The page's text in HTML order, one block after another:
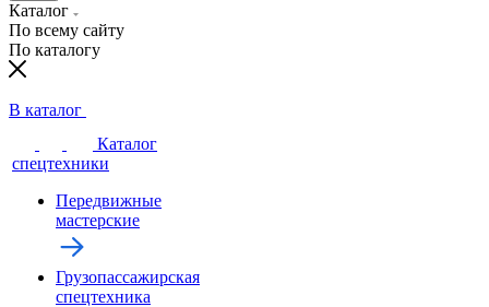
Каталог
По всему сайту
По каталогу
В каталог
Каталог
спецтехники
Передвижные
мастерские
Грузопассажирская
спецтехника